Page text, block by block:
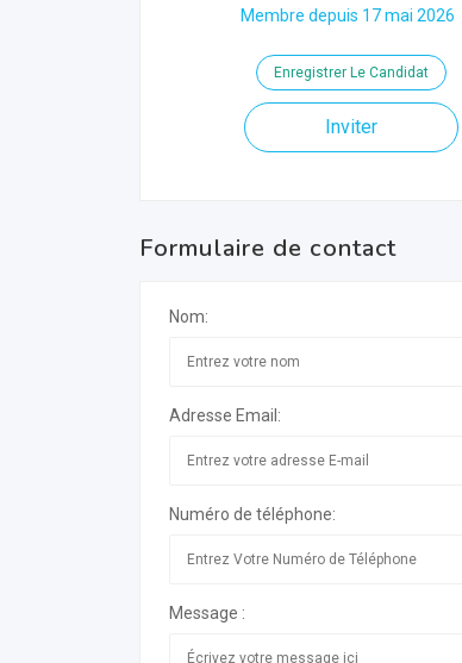
Membre depuis 17 mai 2026
Enregistrer Le Candidat
Inviter
Formulaire de contact
Nom:
Adresse Email:
Numéro de téléphone:
Message :